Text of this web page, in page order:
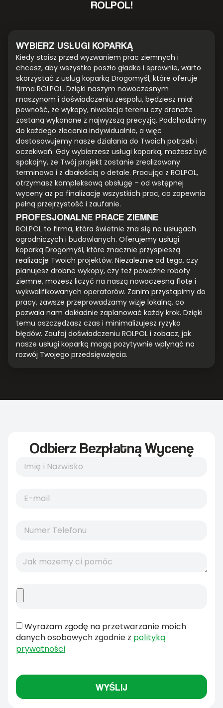
ROLPOL!
WYBIERZ USŁUGI KOPARKĄ
Kiedy stoisz przed wyzwaniem prac ziemnych i
chcesz, aby wszystko poszło gładko i sprawnie, warto
skorzystać z usług koparką Drogomyśl, które oferuje
firma ROLPOL. Dzięki naszym nowoczesnym
maszynom i doświadczeniu zespołu, będziesz miał
pewność, że wykopy, niwelacja terenu czy drenaże
zostaną wykonane z najwyższą precyzją. Podchodzimy
do każdego zlecenia indywidualnie, a więc
dostosowujemy nasze działania do Twoich potrzeb i
oczekiwań. Gdy wybierzesz usługi koparką, możesz być
spokojny, że Twój projekt zostanie zrealizowany
terminowo i z dbałością o detale. Pracując z ROLPOL,
otrzymasz kompleksową obsługę – od wstępnej
wyceny aż po finalizację wszystkich prac, co zapewnia
pełną przejrzystość i zaufanie.
PROFESJONALNE PRACE ZIEMNE
ROLPOL to firma, która świetnie zna się na usługach
ogrodniczych i budowlanych. Oferujemy usługi
koparką Drogomyśl, które znacznie przyspieszą
realizację Twoich projektów. Niezależnie od tego, czy
planujesz drobne wykopy, czy też poważne roboty
ziemne, możesz liczyć na naszą nowoczesną flotę i
wykwalifikowanych operatorów. Zanim przystąpimy do
pracy, zawsze przeprowadzamy wizję lokalną, co
pozwala nam dokładnie zaplanować każdy krok. Dzięki
temu oszczędzasz czas i minimalizujesz ryzyko
błędów. Zaufaj doświadczeniu ROLPOL i zobacz, jak
nasze usługi koparką mogą pozytywnie wpłynąć na
rozwój Twojego przedsięwzięcia.
Odbierz Bezpłatną Wycenę
Wyrażam zgodę na przetwarzanie moich
danych osobowych zgodnie z polityką
prywatności
WYŚLIJ